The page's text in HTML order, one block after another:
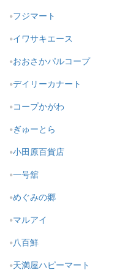
フジマート
イワサキエース
おおさかパルコープ
デイリーカナート
コープかがわ
ぎゅーとら
小田原百貨店
一号舘
めぐみの郷
マルアイ
八百鮮
天満屋ハピーマート